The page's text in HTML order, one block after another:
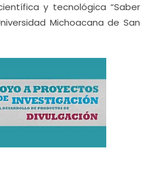
y tecnológica “Saber
Michoacana de San